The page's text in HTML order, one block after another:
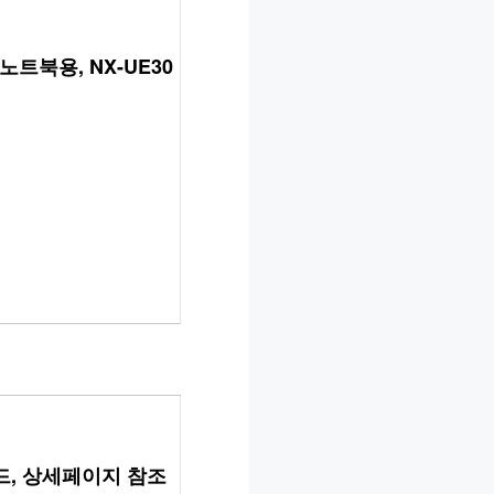
트북용, NX-UE30
, 상세페이지 참조